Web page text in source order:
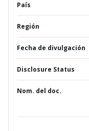
País
Región
Fecha de divulgación
Disclosure Status
Nom. del doc.